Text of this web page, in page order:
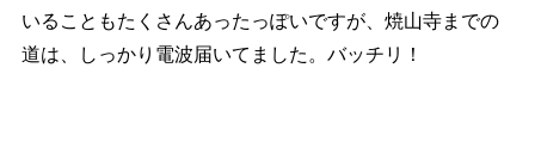
いることもたくさんあったっぽいですが、焼山寺までの
道は、しっかり電波届いてました。バッチリ！